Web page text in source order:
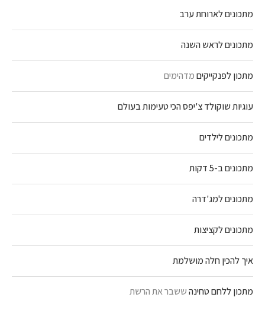
מתכונים לארוחת ערב
מתכונים לראש השנה
מתכון לפנקייקיםמדהימים
עוגיות שוקולד צ'יפס הכי טעימות בעולם
מתכונים לילדים
מתכונים ב-5 דקות
מתכונים למג'דרה
מתכונים לקציצות
איך להכין חלה מושלמת
מתכון ללחם טחינהששבר את הרשת